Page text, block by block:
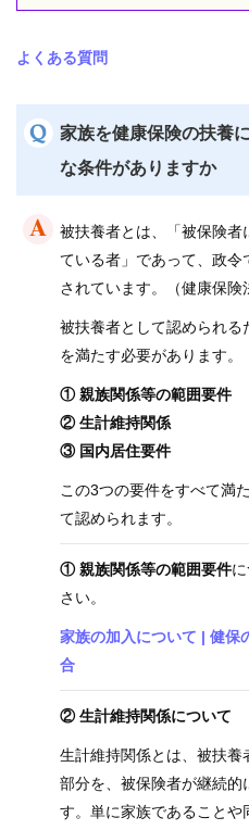
付
保
事
業
種
手
続
よくある質問
家族を健康保険の扶養
な条件がありますか
被扶養者とは、「被保険
ている者」であって、政
されています。（健康保険
被扶養者として認められ
を満たす必要があります。
① 親族関係等の範囲要件
② 生計維持関係
③ 国内居住要件
この3つの要件をすべて満
て認められます。
① 親族関係等の範囲要件
さい。
家族の加入について | 健保
合
② 生計維持関係について
生計維持関係とは、被扶
部分を、被保険者が継続的
す。単に家族であることや